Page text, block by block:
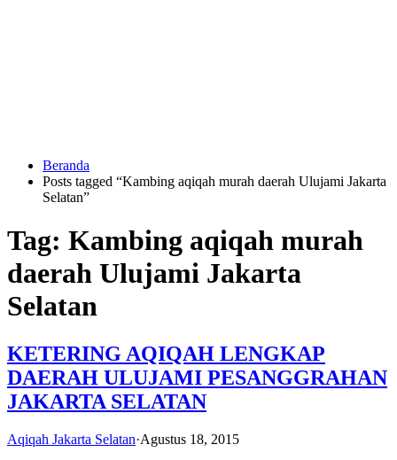
HUBUNGI
KAMI
1246
6713
Beranda
Posts tagged “Kambing aqiqah murah daerah Ulujami Jakarta
Selatan”
Tag: Kambing aqiqah murah
daerah Ulujami Jakarta
Selatan
KETERING AQIQAH LENGKAP
DAERAH ULUJAMI PESANGGRAHAN
JAKARTA SELATAN
Aqiqah Jakarta Selatan·Agustus 18, 2015